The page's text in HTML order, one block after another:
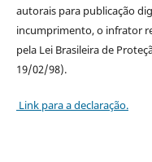
autorais para publicação
incumprimento, o infrator
pela Lei Brasileira de
19/02/98).
Link para a declaração.